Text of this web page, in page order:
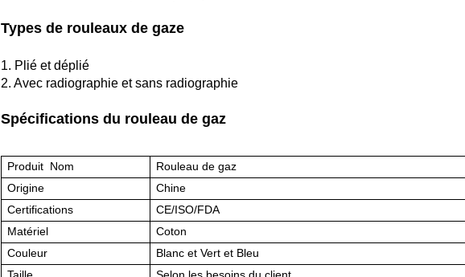
Types de rouleaux de gaze
1. Plié et déplié
2. Avec radiographie et sans radiographie
Spécifications du rouleau de gaz
Produit Nom
Rouleau de gaz
Origine
Chine
Certifications
CE/ISO/FDA
Matériel
Coton
Couleur
Blanc et Vert et Bleu
Taille
Selon les besoins du client